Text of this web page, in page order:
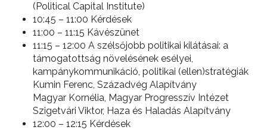
(Political Capital Institute)
10:45 – 11:00 Kérdések
11:00 – 11:15 Kávészünet
11:15 – 12:00 A szélsőjobb politikai kilátásai: a
támogatottság növelésének esélyei,
kampánykommunikáció, politikai (ellen)stratégiák
Kumin Ferenc, Századvég Alapítvány
Magyar Kornélia, Magyar Progresszív Intézet
Szigetvári Viktor, Haza és Haladás Alapítvány
12:00 – 12:15 Kérdések